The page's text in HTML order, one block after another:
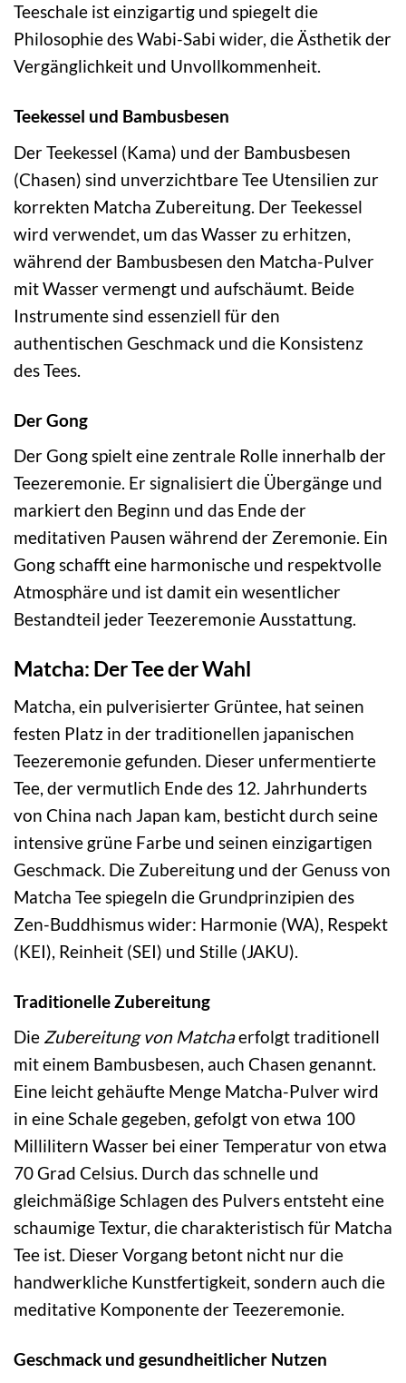
Teeschale ist einzigartig und spiegelt die
Philosophie des Wabi-Sabi wider, die Ästhetik der
Vergänglichkeit und Unvollkommenheit.
Teekessel und Bambusbesen
Der Teekessel (Kama) und der Bambusbesen
(Chasen) sind unverzichtbare Tee Utensilien zur
korrekten Matcha Zubereitung. Der Teekessel
wird verwendet, um das Wasser zu erhitzen,
während der Bambusbesen den Matcha-Pulver
mit Wasser vermengt und aufschäumt. Beide
Instrumente sind essenziell für den
authentischen Geschmack und die Konsistenz
des Tees.
Der Gong
Der Gong spielt eine zentrale Rolle innerhalb der
Teezeremonie. Er signalisiert die Übergänge und
markiert den Beginn und das Ende der
meditativen Pausen während der Zeremonie. Ein
Gong schafft eine harmonische und respektvolle
Atmosphäre und ist damit ein wesentlicher
Bestandteil jeder Teezeremonie Ausstattung.
Matcha: Der Tee der Wahl
Matcha, ein pulverisierter Grüntee, hat seinen
festen Platz in der traditionellen japanischen
Teezeremonie gefunden. Dieser unfermentierte
Tee, der vermutlich Ende des 12. Jahrhunderts
von China nach Japan kam, besticht durch seine
intensive grüne Farbe und seinen einzigartigen
Geschmack. Die Zubereitung und der Genuss von
Matcha Tee spiegeln die Grundprinzipien des
Zen-Buddhismus wider: Harmonie (WA), Respekt
(KEI), Reinheit (SEI) und Stille (JAKU).
Traditionelle Zubereitung
Die Zubereitung von Matchaerfolgt traditionell
mit einem Bambusbesen, auch Chasen genannt.
Eine leicht gehäufte Menge Matcha-Pulver wird
in eine Schale gegeben, gefolgt von etwa 100
Millilitern Wasser bei einer Temperatur von etwa
70 Grad Celsius. Durch das schnelle und
gleichmäßige Schlagen des Pulvers entsteht eine
schaumige Textur, die charakteristisch für Matcha
Tee ist. Dieser Vorgang betont nicht nur die
handwerkliche Kunstfertigkeit, sondern auch die
meditative Komponente der Teezeremonie.
Geschmack und gesundheitlicher Nutzen